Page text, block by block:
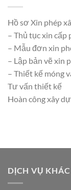
Hồ sơ Xin phép
– Thủ tục xin cấp
– Mẫu đơn xin
– Lập bản vẽ xin
– Thiết kế móng
Tư vấn thiết kế
Hoàn công xây
DỊCH VỤ KHÁC